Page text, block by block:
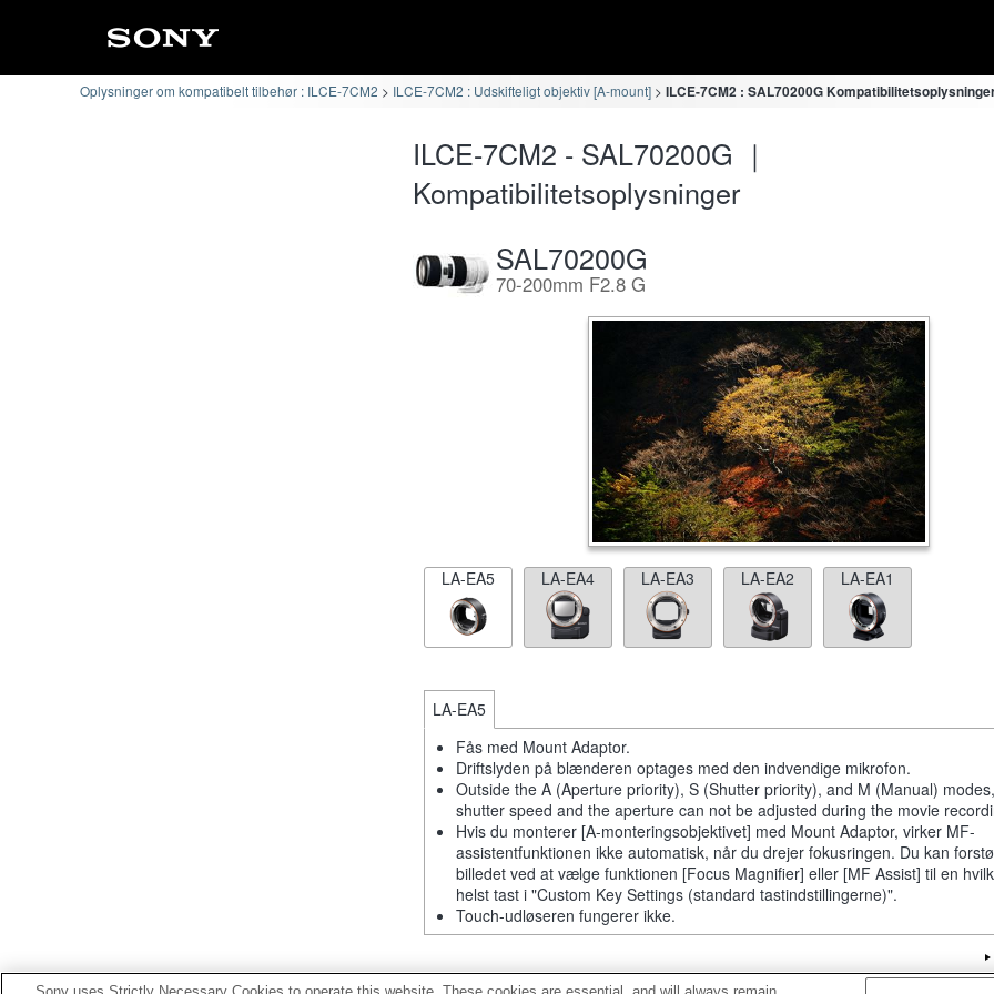
Oplysninger om kompatibelt tilbehør : ILCE-7CM2 ILCE-7CM2 : Udskifteligt objektiv [A-mount] ILCE-7CM2 : SAL70200G
ILCE-7CM2 - SAL70200G ｜
Kompatibilitetsoplysninger
SAL70200G
70-200mm F2.8 G
LA-EA5 LA-EA4 LA-EA3 LA-EA2 LA-EA1
LA-EA5
Fås med Mount Adaptor.
Driftslyden på blænderen optages med den indvendige mikrofon.
Outside the A (Aperture priority), S (Shutter priority), and M (Manual)
shutter speed and the aperture can not be adjusted during the movie
Hvis du monterer [A-monteringsobjektivet] med Mount Adaptor, virker MF-
assistentfunktionen ikke automatisk, når du drejer fokusringen. Du kan
billedet ved at vælge funktionen [Focus Magnifier] eller [MF Assist] til en
helst tast i "Custom Key Settings (standard tastindstillingerne)".
Touch-udløseren fungerer ikke.